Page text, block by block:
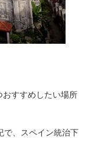
おすすめしたい場所
で、スペイン統治下